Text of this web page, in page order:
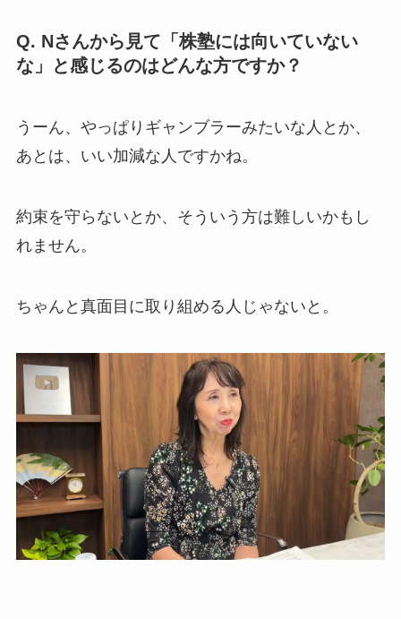
Q. Nさんから見て「株塾には向いていない
な」と感じるのはどんな方ですか？
うーん、やっぱりギャンブラーみたいな人とか、
あとは、いい加減な人ですかね。
約束を守らないとか、そういう方は難しいかもし
れません。
ちゃんと真面目に取り組める人じゃないと。